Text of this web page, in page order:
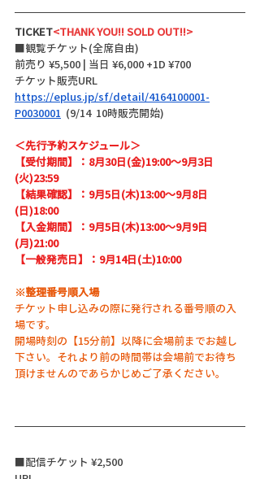
TICKET<THANK YOU!! SOLD OUT!!>
■観覧チケット(全席自由)
前売り ¥5,500 | 当日 ¥6,000 +1D ¥700
チケット販売URL
https://eplus.jp/sf/detail/4164100001-
P0030001
  (9/14  10時販売開始)
＜先行予約スケジュール＞
【受付期間】：8月30日(金)19:00～9月3日
(火)23:59
【結果確認】：9月5日(木)13:00～9月8日
(日)18:00
【入金期間】：9月5日(木)13:00～9月9日
(月)21:00
【一般発売日】：9月14日(土)10:00
※整理番号順入場
チケット申し込みの際に発行される番号順の入
場です。
開場時刻の【15分前】以降に会場前までお越し
下さい。それより前の時間帯は会場前でお待ち
頂けませんのであらかじめご了承ください。
■配信チケット ¥2,500